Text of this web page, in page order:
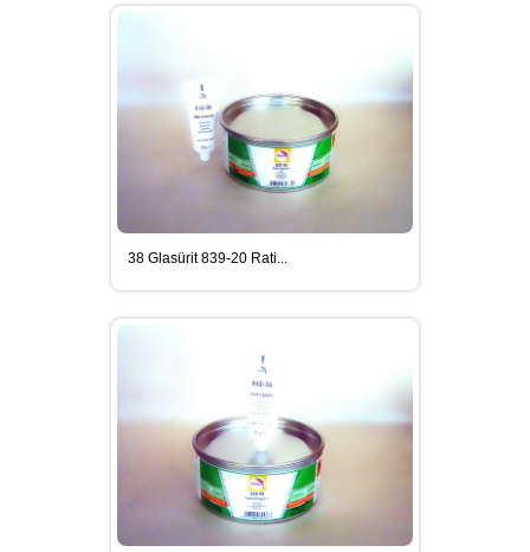
38 Glasürit 839-20 Rati...